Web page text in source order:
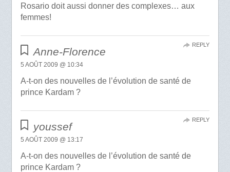
Rosario doit aussi donner des complexes… aux
femmes!
Anne-Florence
5 AOÛT 2009 @ 10:34
A-t-on des nouvelles de l’évolution de santé de
prince Kardam ?
REPLY
youssef
5 AOÛT 2009 @ 13:17
A-t-on des nouvelles de l’évolution de santé de
prince Kardam ?
REPLY